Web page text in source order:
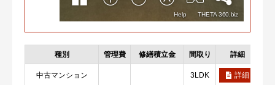
種別 管理費 修繕積立金 間取り 詳細
中古マンション 3LDK 詳細